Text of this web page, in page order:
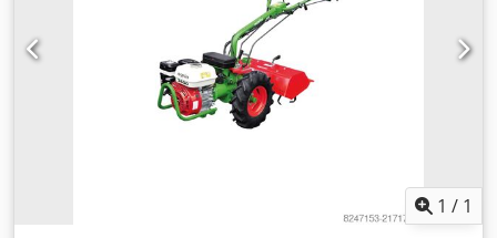
1 / 1